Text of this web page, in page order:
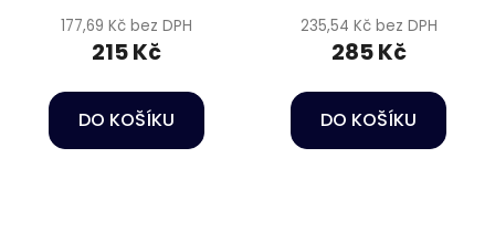
177,69 Kč bez DPH
215 Kč
DO KOŠÍKU
235,54 Kč bez DPH
285 Kč
DO KOŠÍKU